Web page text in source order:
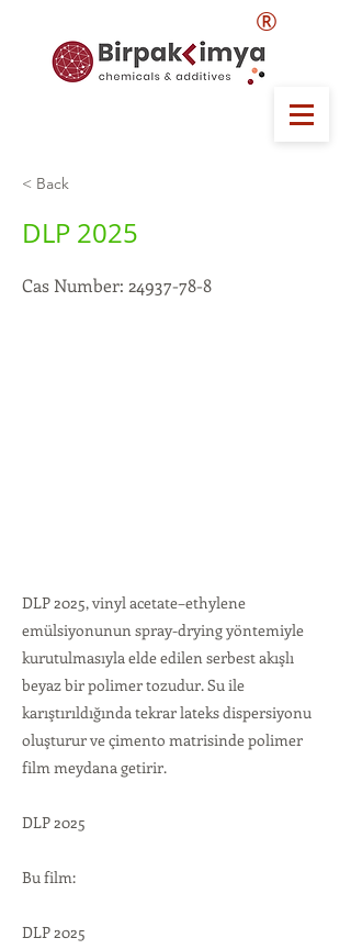
®
< Back
DLP 2025
Cas Number: 24937-78-8
DLP 2025, vinyl acetate–ethylene
emülsiyonunun spray-drying yöntemiyle
kurutulmasıyla elde edilen serbest akışlı
beyaz bir polimer tozudur. Su ile
karıştırıldığında tekrar lateks dispersiyonu
oluşturur ve çimento matrisinde polimer
film meydana getirir.
DLP 2025
Bu film:
DLP 2025